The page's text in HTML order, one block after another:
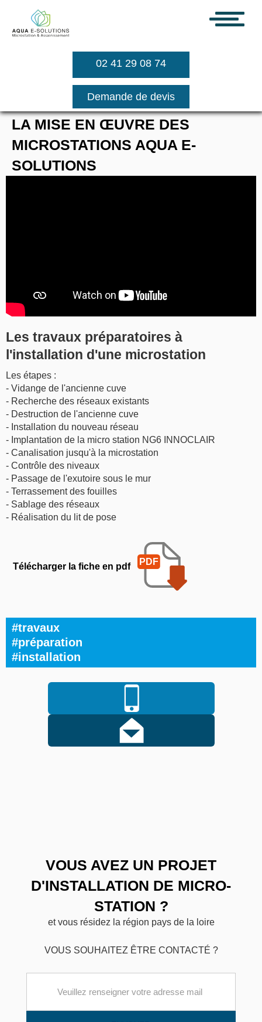
02 41 29 08 74
Demande de devis
LA MISE EN ŒUVRE DES
MICROSTATIONS AQUA E-
SOLUTIONS
Les travaux préparatoires à
l'installation d'une microstation
Les étapes :
- Vidange de l'ancienne cuve
- Recherche des réseaux existants
- Destruction de l'ancienne cuve
- Installation du nouveau réseau
- Implantation de la micro station NG6 INNOCLAIR
- Canalisation jusqu'à la microstation
- Contrôle des niveaux
- Passage de l'exutoire sous le mur
- Terrassement des fouilles
- Sablage des réseaux
- Réalisation du lit de pose
Télécharger la fiche en pdf
#travaux
#préparation
#installation
VOUS AVEZ UN PROJET
D'INSTALLATION DE MICRO-
STATION ?
et vous résidez la région pays de la loire
VOUS SOUHAITEZ ÊTRE CONTACTÉ ?